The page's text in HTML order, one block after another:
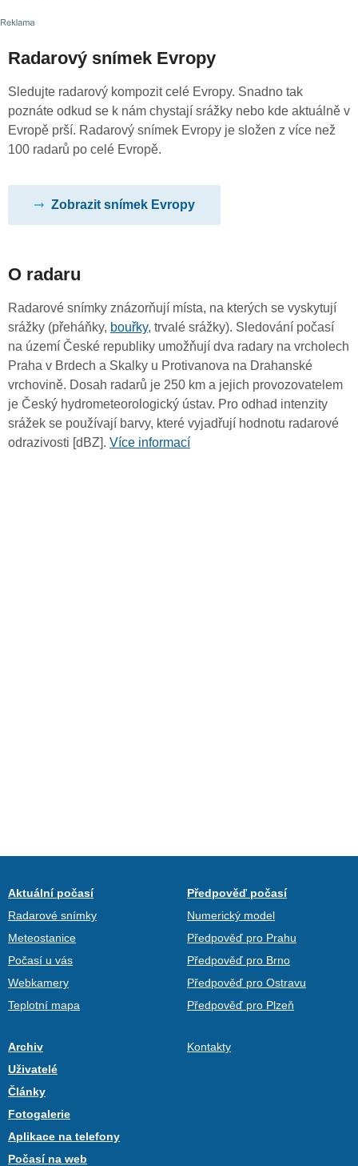
Radarový snímek Evropy
Sledujte radarový kompozit celé Evropy. Snadno tak
poznáte odkud se k nám chystají srážky nebo kde aktuálně v
Evropě prší. Radarový snímek Evropy je složen z více než
100 radarů po celé Evropě.
Zobrazit snímek Evropy
O radaru
Radarové snímky znázorňují místa, na kterých se vyskytují
srážky (přeháňky, bouřky, trvalé srážky). Sledování počasí
na území České republiky umožňují dva radary na vrcholech
Praha v Brdech a Skalky u Protivanova na Drahanské
vrchovině. Dosah radarů je 250 km a jejich provozovatelem
je Český hydrometeorologický ústav. Pro odhad intenzity
srážek se používají barvy, které vyjadřují hodnotu radarové
odrazivosti [dBZ]. Více informací
Aktuální počasí
Radarové snímky
Meteostanice
Počasí u vás
Webkamery
Teplotní mapa
Předpověď počasí
Numerický model
Předpověď pro Prahu
Předpověď pro Brno
Předpověď pro Ostravu
Předpověď pro Plzeň
Archiv
Uživatelé
Články
Fotogalerie
Aplikace na telefony
Počasí na web
Kontakty